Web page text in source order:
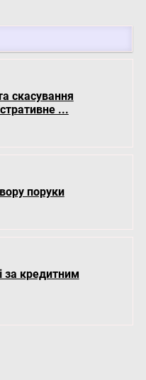
скасування
...
поруки
за кредитним